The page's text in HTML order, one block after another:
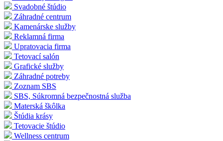
Svadobné štúdio
Záhradné centrum
Kamenárske služby
Reklamná firma
Upratovacia firma
Tetovací salón
Grafické služby
Záhradné potreby
Zoznam SBS
SBS, Súkromná bezpečnostná služba
Materská škôlka
Štúdia krásy
Tetovacie štúdio
Wellness centrum